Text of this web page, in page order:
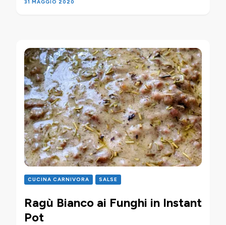
31 MAGGIO 2020
CUCINA CARNIVORA SALSE
Ragù Bianco ai Funghi in Instant
Pot